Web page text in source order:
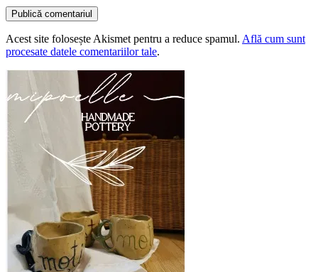
Acest site folosește Akismet pentru a reduce spamul. Află cum sunt
procesate datele comentariilor tale.